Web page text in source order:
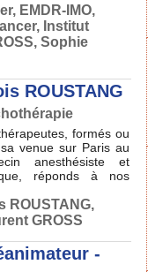
, EMDR-IMO,
, Institut
, Sophie
ROUSTANG
formés ou
venue sur Paris au
anesthésiste et
réponds à nos
ROUSTANG,
GROSS
-